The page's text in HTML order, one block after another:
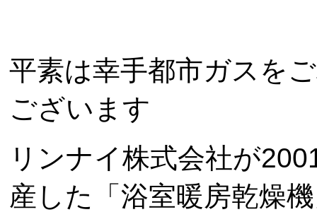
平素は幸手都市ガスを
ございます
リンナイ株式会社が
産した「浴室暖房乾燥